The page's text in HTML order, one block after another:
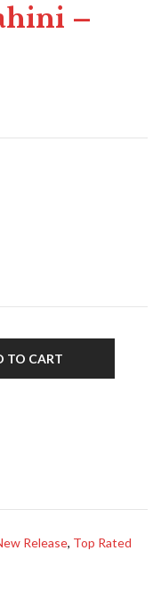
–
TO CART
Release, Top Rated